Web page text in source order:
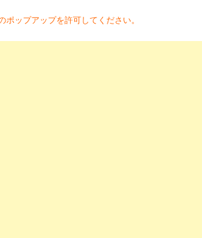
ップアップを許可してください。